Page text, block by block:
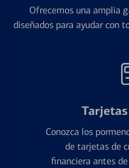
Ofrecemos una amplia
diseñados para ayudar con
Conozca los
de tarjetas de
financiera antes